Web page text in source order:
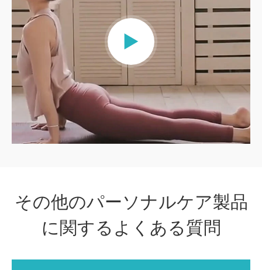

その他のパーソナルケア製品
に関するよくある質問